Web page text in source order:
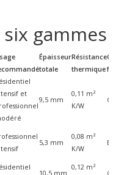
gammes
Épaisseur
totale
Résistance
thermiquefeu
et
9,5 mm
0,11 m²
K/W
Cfl-s1
5,3 mm
0,08 m²
K/W
Bfl-s1
0,12 m²